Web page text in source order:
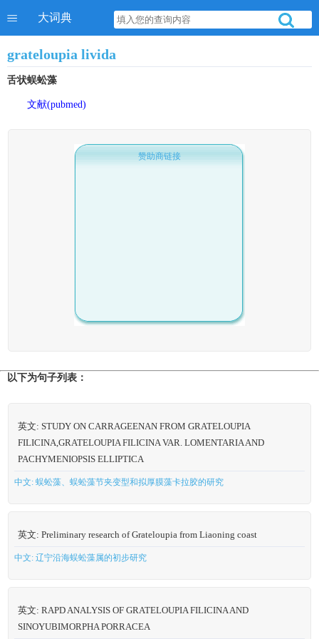
大词典
grateloupia livida
舌状蜈蚣藻
文献(pubmed)
赞助商链接
以下为句子列表：
英文: STUDY ON CARRAGEENAN FROM GRATELOUPIA
FILICINA,GRATELOUPIA FILICINA VAR. LOMENTARIA AND
PACHYMENIOPSIS ELLIPTICA
中文: 蜈蚣藻、蜈蚣藻节夹变型和拟厚膜藻卡拉胶的研究
英文: Preliminary research of Grateloupia from Liaoning coast
中文: 辽宁沿海蜈蚣藻属的初步研究
英文: RAPD ANALYSIS OF GRATELOUPIA FILICINA AND
SINOYUBIMORPHA PORRACEA